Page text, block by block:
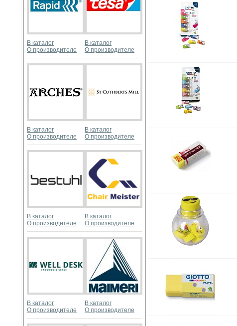
В каталог
О производителе
В каталог
О производителе
В каталог
О производителе
В каталог
О производителе
В каталог
О производителе
В каталог
О производителе
В каталог
О производителе
В каталог
О производителе